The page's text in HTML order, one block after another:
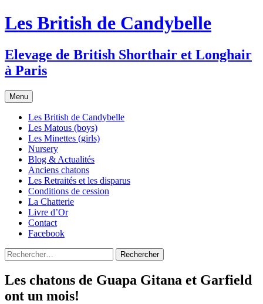
Les British de Candybelle
Elevage de British Shorthair et Longhair
à Paris
Menu Aller
au
contenu
Les British de Candybelle
Les Matous (boys)
Les Minettes (girls)
Nursery
Blog & Actualités
Anciens chatons
Les Retraités et les disparus
Conditions de cession
La Chatterie
Livre d’Or
Contact
Facebook
Rechercher :
Les chatons de Guapa Gitana et Garfield
ont un mois!